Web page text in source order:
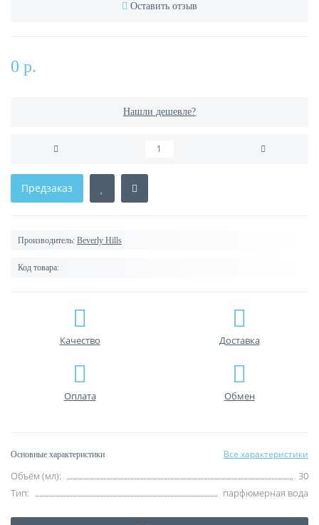
Оставить отзыв
0 р.
Нашли дешевле?
Предзаказ
Производитель: Beverly Hills
Код товара:
Качество Доставка
Оплата Обмен
Основные характеристики Все характеристики
Объём (мл):
30
Тип:
парфюмерная вода